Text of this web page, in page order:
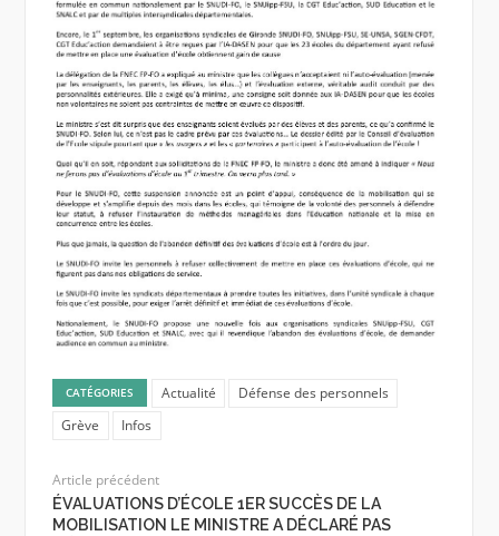
CATÉGORIES Actualité
Défense des personnels
Grève
Infos
Article précédent
ÉVALUATIONS D’ÉCOLE 1ER SUCCÈS DE LA
MOBILISATION LE MINISTRE A DÉCLARÉ PAS